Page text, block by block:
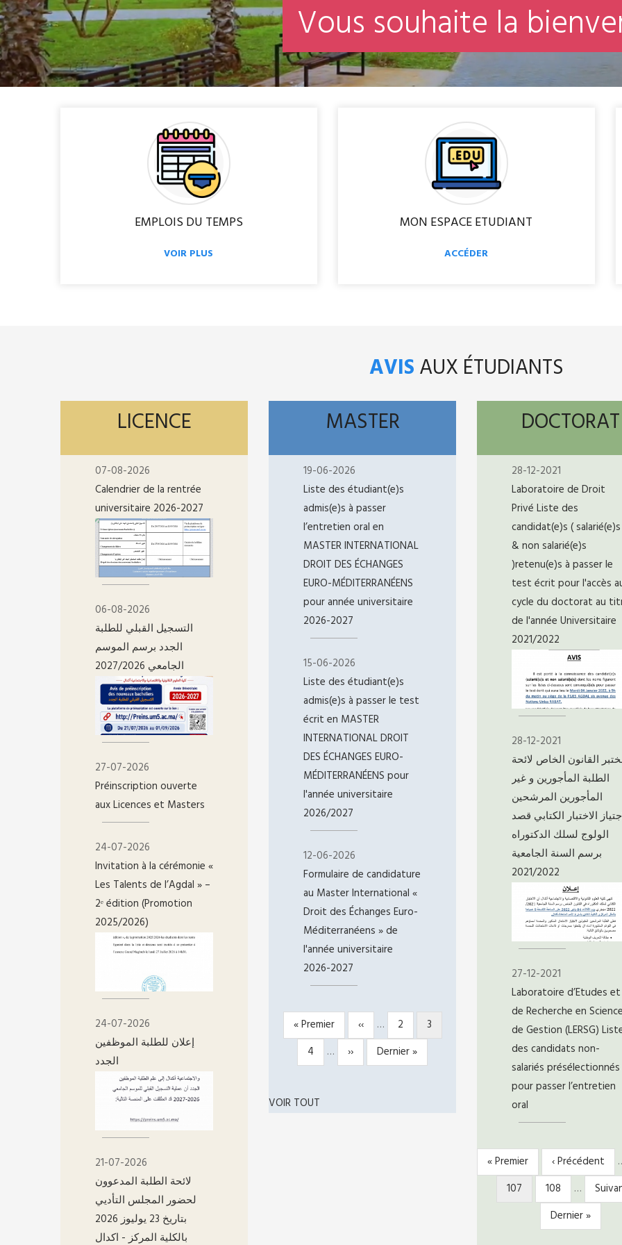
Vous souhaite la bienve
EMPLOIS DU TEMPS
VOIR PLUS
MON ESPACE ETUDIANT
ACCÉDER
AVISAUX ÉTUDIANTS
LICENCE
07-08-2026
Calendrier de la rentrée
universitaire 2026-2027
06-08-2026
التسجيل القبلي للطلبة
الجدد برسم الموسم
الجامعي 2027/2026
27-07-2026
Préinscription ouverte
aux Licences et Masters
24-07-2026
Invitation à la cérémonie «
Les Talents de l’Agdal » –
2ᵉ édition (Promotion
2025/2026)
24-07-2026
إعلان للطلبة الموظفين
الجدد
21-07-2026
لائحة الطلبة المدعوون
لحضور المجلس التأديي
بتاريخ 23 يوليوز 2026
بالكلية المركز - اکدال
MASTER
19-06-2026
Liste des étudiant(e)s
admis(e)s à passer
l’entretien oral en
MASTER INTERNATIONAL
DROIT DES ÉCHANGES
EURO-MÉDITERRANÉENS
pour année universitaire
2026-2027
15-06-2026
Liste des étudiant(e)s
admis(e)s à passer le test
écrit en MASTER
INTERNATIONAL DROIT
DES ÉCHANGES EURO-
MÉDITERRANÉENS pour
l'année universitaire
2026/2027
12-06-2026
Formulaire de candidature
au Master International «
Droit des Échanges Euro-
Méditerranéens » de
l'année universitaire
2026-2027
PAGINATION
Première
page
« Premier
Page
précédente
‹‹ … Page
2
Page
courante
3
Page
4 …
Page
suivante
››
Dernière
page
Dernier »
VOIR TOUT
DOCTORAT
28-12-2021
Laboratoire de Droit
Privé Liste des
candidat(e)s ( salarié(e)s
& non salarié(e)s
)retenu(e)s à passer le
test écrit pour l'accès
cycle du doctorat au
de l'année Universitaire
2021/2022
28-12-2021
القانون الخاص لائحة
الطلبة المأجورين و غير
المأجورين المرشحين
الاختبار الكتابي قصد
الولوج لسلك الدكتوراه
برسم السنة الجامعية
2021/2022
27-12-2021
Laboratoire d’Etudes et
de Recherche en
de Gestion (LERSG)
des candidats non-
salariés présélectionnés
pour passer l’entretien
oral
PAGINATION
Première
page
« Premier
Page
précédente
‹ Précédent
Page
courante
107 Page
108 …
Page
Dernière
page
Dernier »